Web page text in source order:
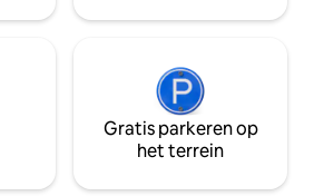
- Beste Care
speciaal Airbnb-
de schoonheid
en je Romeinse
Trappen,
opening. De
Gratis parkeren op
het terrein